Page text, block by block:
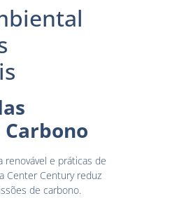
Carbono
renovável e práticas de
Center Century reduz
de carbono.